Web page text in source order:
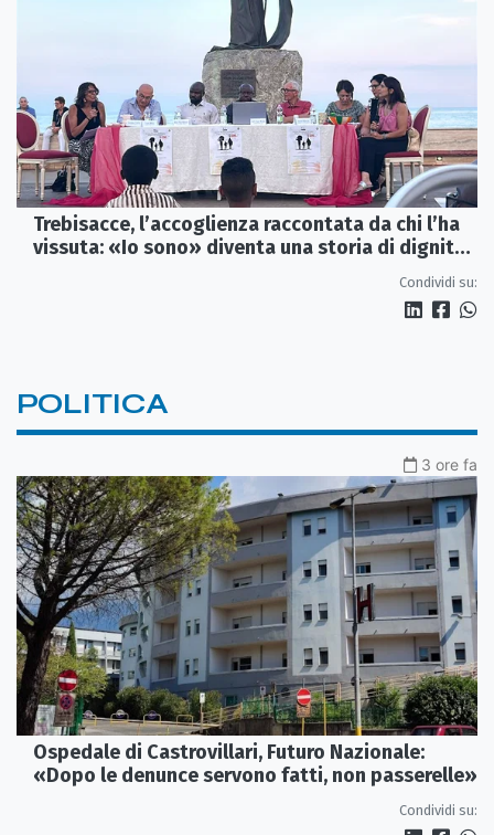
Trebisacce, l’accoglienza raccontata da chi l’ha
vissuta: «Io sono» diventa una storia di dignità
Condividi su:
POLITICA
3 ore fa
Ospedale di Castrovillari, Futuro Nazionale:
«Dopo le denunce servono fatti, non passerelle»
Condividi su: